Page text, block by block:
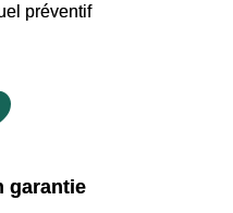
préventif
garantie